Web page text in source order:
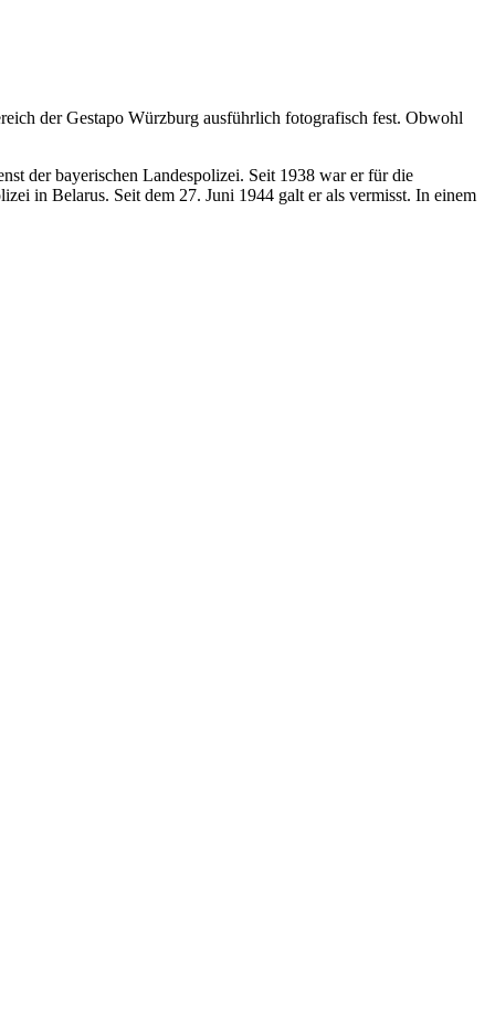
der Gestapo Würzburg ausführlich fotografisch fest. Obwohl
der bayerischen Landespolizei. Seit 1938 war er für die
in Belarus. Seit dem 27. Juni 1944 galt er als vermisst. In einem